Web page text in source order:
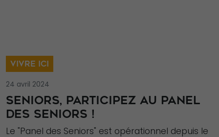
VIVRE ICI
24 avril 2024
SENIORS, PARTICIPEZ AU PANEL
DES SENIORS !
Le "Panel des Seniors" est opérationnel depuis le
Afin que notre
site Web
aussi bien que